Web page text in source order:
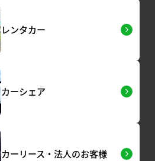
レンタカー
カーシェア
カーリース・法人のお客様